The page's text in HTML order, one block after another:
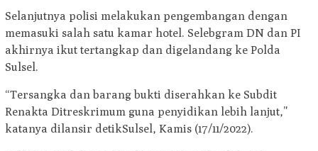
Selanjutnya polisi melakukan pengembangan dengan
memasuki salah satu kamar hotel. Selebgram DN dan PI
akhirnya ikut tertangkap dan digelandang ke Polda
Sulsel.
“Tersangka dan barang bukti diserahkan ke Subdit
Renakta Ditreskrimum guna penyidikan lebih lanjut,”
katanya dilansir detikSulsel, Kamis (17/11/2022).